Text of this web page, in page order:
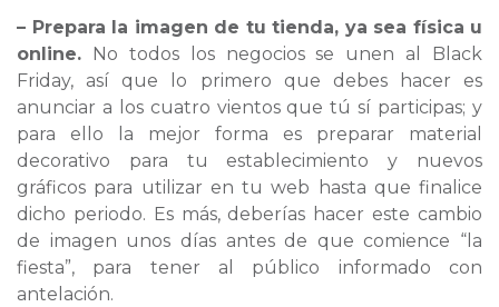
– Prepara la imagen de tu tienda, ya sea física u
online. No todos los negocios se unen al Black
Friday, así que lo primero que debes hacer es
anunciar a los cuatro vientos que tú sí participas; y
para ello la mejor forma es preparar material
decorativo para tu establecimiento y nuevos
gráficos para utilizar en tu web hasta que finalice
dicho periodo. Es más, deberías hacer este cambio
de imagen unos días antes de que comience “la
fiesta”, para tener al público informado con
antelación.